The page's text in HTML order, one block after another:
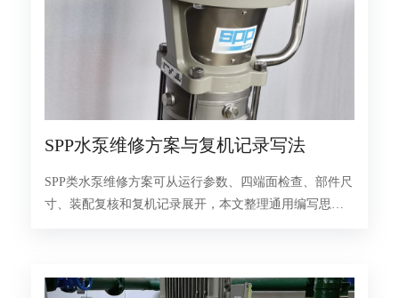
SPP水泵维修方案与复机记录写法
SPP类水泵维修方案可从运行参数、四端面检查、部件尺
寸、装配复核和复机记录展开，本文整理通用编写思